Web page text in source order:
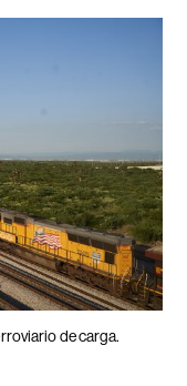
de carga.